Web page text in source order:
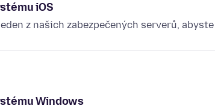
iOS
z našich zabezpečených serverů, abyste
Windows